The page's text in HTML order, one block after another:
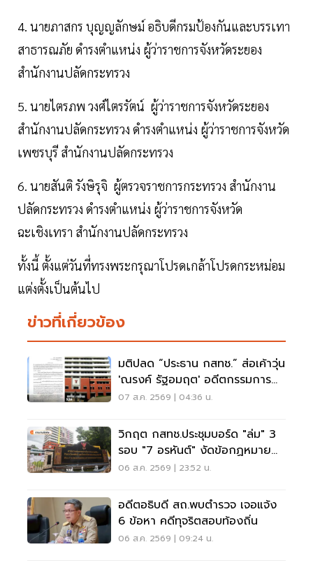
4. นายภาสกร บุญญลักษม์ อธิบดีกรมป้องกันและบรรเทา
สาธารณภัย ดำรงตำแหน่ง ผู้ว่าราชการจังหวัดระยอง
สำนักงานปลัดกระทรวง
5. นายไตรภพ วงศ์ไตรรัตน์ ผู้ว่าราชการจังหวัดระยอง
สำนักงานปลัดกระทรวง ดำรงตำแหน่ง ผู้ว่าราชการจังหวัด
เพชรบุรี สำนักงานปลัดกระทรวง
6. นายสันติ รังษิรุจิ ผู้ตรวจราชการกระทรวง สำนักงาน
ปลัดกระทรวง ดำรงตำแหน่ง ผู้ว่าราชการจังหวัด
ฉะเชิงเทรา สำนักงานปลัดกระทรวง
ทั้งนี้ ตั้งแต่วันที่ทรงพระกรุณาโปรดเกล้าโปรดกระหม่อม
แต่งตั้งเป็นต้นไป
ข่าวที่เกี่ยวข้อง
มติปลด “ประธาน กสทช.” ส่อเค้าวุ่น
'ณรงค์ รัฐอมฤต' อดีตกรรมการ
สรรหาโต้ข้อวินิจฉัย
07 ส.ค. 2569 | 04:36 น.
วิกฤต กสทช.ประชุมบอร์ด "ล่ม" 3
รอบ "7 อรหันต์" งัดข้อกฏหมาย
ไม่มีใครยอมใคร
06 ส.ค. 2569 | 23:52 น.
อดีตอธิบดี สถ.พบตำรวจ เจอแจ้ง
6 ข้อหา คดีทุจริตสอบท้องถิ่น
06 ส.ค. 2569 | 09:24 น.